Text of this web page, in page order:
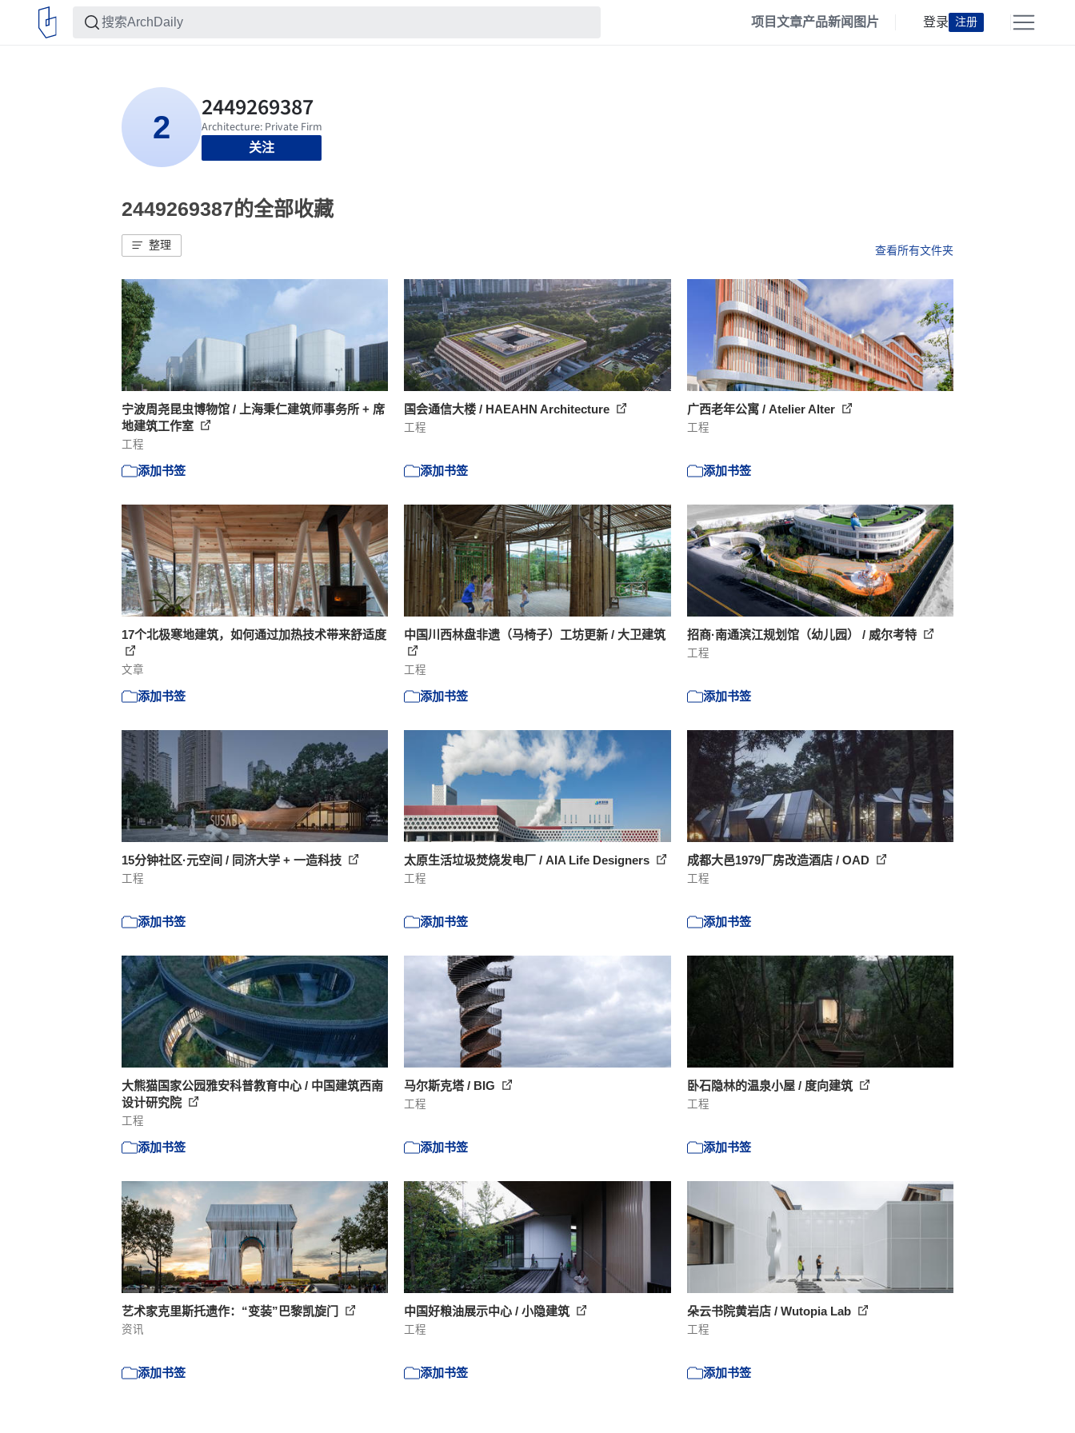
项目文章产品新闻 图片 登录 注册
关注
2449269387的全部收藏
整理 查看所有文件夹
宁波周尧昆虫博物馆 / 上海秉仁建筑师事务所 + 席
地建筑⼯作室
工程
添加书签
国会通信大楼 / HAEAHN Architecture
工程
添加书签
广西老年公寓 / Atelier Alter
工程
添加书签
17个北极寒地建筑，如何通过加热技术带来舒适度
文章
添加书签
中国川西林盘非遗（马椅子）工坊更新 / 大卫建筑
工程
添加书签
招商·南通滨江规划馆（幼儿园） / 威尔考特
工程
添加书签
15分钟社区·元空间 / 同济大学 + 一造科技
工程
添加书签
太原生活垃圾焚烧发电厂 / AIA Life Designers
工程
添加书签
成都大邑1979厂房改造酒店 / OAD
工程
添加书签
大熊猫国家公园雅安科普教育中心 / 中国建筑西南
设计研究院
工程
添加书签
马尔斯克塔 / BIG
工程
添加书签
卧石隐林的温泉小屋 / 度向建筑
工程
添加书签
艺术家克里斯托遗作：“变装”巴黎凯旋门
资讯
添加书签
中国好粮油展示中心 / 小隐建筑
工程
添加书签
朵云书院黄岩店 / Wutopia Lab
工程
添加书签